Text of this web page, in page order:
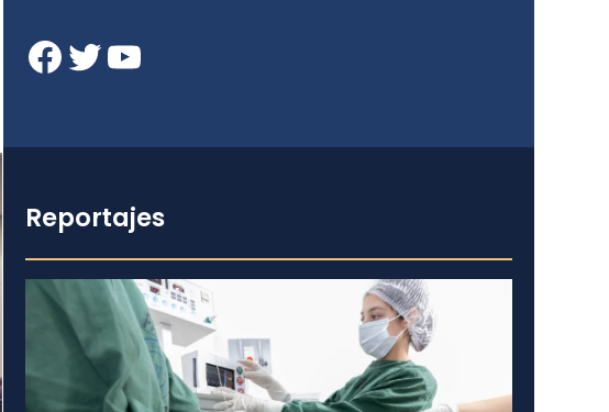
Facebook Twitter YouTube
Reportajes